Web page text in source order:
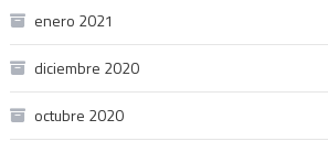
enero 2021
diciembre 2020
octubre 2020